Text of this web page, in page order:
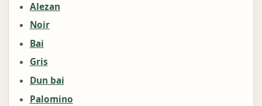
Alezan
Noir
Bai
Gris
Dun bai
Palomino